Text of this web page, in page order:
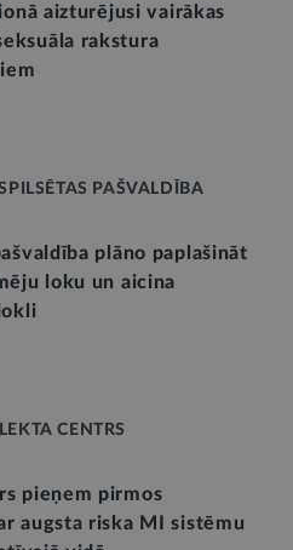
aizturējusi vairākas
rakstura
PAŠVALDĪBA
plāno paplašināt
loku un aicina
CENTRS
pieņem pirmos
augsta riska MI sistēmu